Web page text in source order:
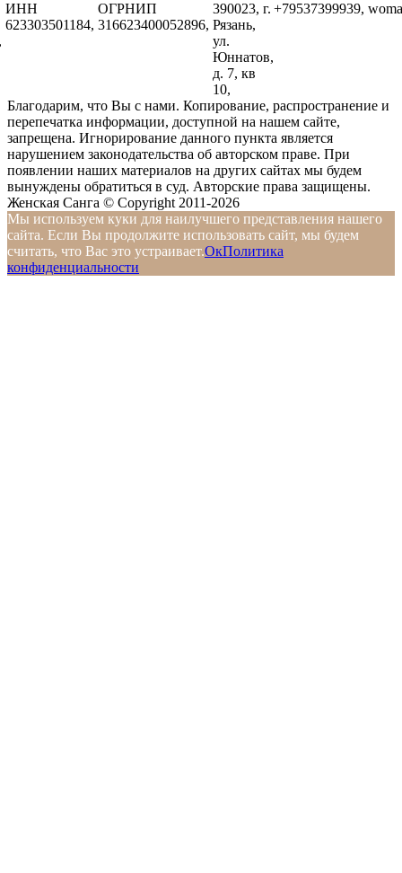
ИНН
623303501184,
ОГРНИП
316623400052896,
390023, г.
Рязань,
ул.
Юннатов,
д. 7, кв
10,
+79537399939,
Благодарим, что Вы с нами. Копирование, распространение и
перепечатка информации, доступной на нашем сайте,
запрещена. Игнорирование данного пункта является
нарушением законодательства об авторском праве. При
появлении наших материалов на других сайтах мы будем
вынуждены обратиться в суд. Авторские права защищены.
Женская Санга © Copyright 2011-2026
Мы используем куки для наилучшего представления нашего
сайта. Если Вы продолжите использовать сайт, мы будем
считать, что Вас это устраивает.ОкПолитика
конфиденциальности